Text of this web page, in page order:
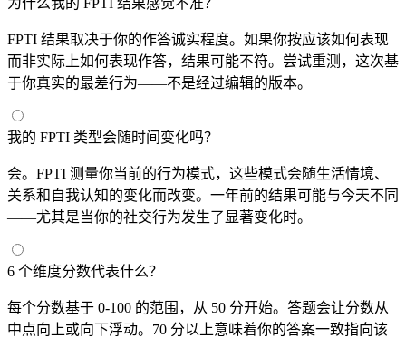
FPTI 结果取决于你的作答诚实程度。如果你按应该如何表现
而非实际上如何表现作答，结果可能不符。尝试重测，这次基
于你真实的最差行为——不是经过编辑的版本。
我的 FPTI 类型会随时间变化吗？
会。FPTI 测量你当前的行为模式，这些模式会随生活情境、
关系和自我认知的变化而改变。一年前的结果可能与今天不同
——尤其是当你的社交行为发生了显著变化时。
6 个维度分数代表什么？
每个分数基于 0-100 的范围，从 50 分开始。答题会让分数从
中点向上或向下浮动。70 分以上意味着你的答案一致指向该